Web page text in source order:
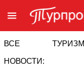
ВСЕ
НОВОСТИ:
ТУРИЗМ